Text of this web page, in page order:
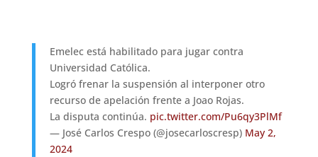
Emelec está habilitado para jugar contra
Universidad Católica.
Logró frenar la suspensión al interponer otro
recurso de apelación frente a Joao Rojas.
La disputa continúa. pic.twitter.com/Pu6qy3PlMf
— José Carlos Crespo (@josecarloscresp) May 2,
2024